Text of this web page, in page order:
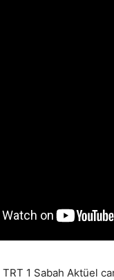
TRT 1 Sabah Aktüel